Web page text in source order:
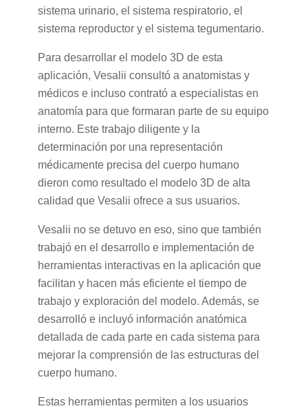
sistema urinario, el sistema respiratorio, el
sistema reproductor y el sistema tegumentario.
Para desarrollar el modelo 3D de esta
aplicación, Vesalii consultó a anatomistas y
médicos e incluso contrató a especialistas en
anatomía para que formaran parte de su equipo
interno. Este trabajo diligente y la
determinación por una representación
médicamente precisa del cuerpo humano
dieron como resultado el modelo 3D de alta
calidad que Vesalii ofrece a sus usuarios.
Vesalii no se detuvo en eso, sino que también
trabajó en el desarrollo e implementación de
herramientas interactivas en la aplicación que
facilitan y hacen más eficiente el tiempo de
trabajo y exploración del modelo. Además, se
desarrolló e incluyó información anatómica
detallada de cada parte en cada sistema para
mejorar la comprensión de las estructuras del
cuerpo humano.
Estas herramientas permiten a los usuarios